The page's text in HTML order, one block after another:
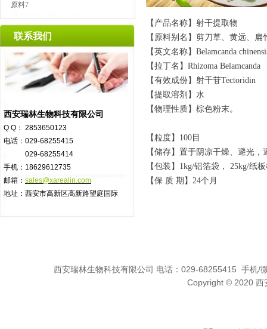
原料7
西安瑞林生物科技有限公司
Q Q： 2853650123
电话：029-68255415
029-68255414
手机：18629612735
邮箱： sales@xarealin.com
地址：西安市高新区高新路望庭国际
联系我们
【产品名称】射干提取物
【原料别名】剪刀草、黄远、扁
【英文名称】Belamcanda
【拉丁名】Rhizoma Belamcanda
【有效成份】射干苷Tectoridin
【提取溶剂】水
【物理性质】棕色粉末。
【粒度】100目
【储存】置于阴凉干燥、避光，
【包装】1kg/铝箔袋， 25kg/纸
【保 质 期】24个月
西安瑞林生物科技有限公司 电话：029-68255415 手
Copyright © 2020